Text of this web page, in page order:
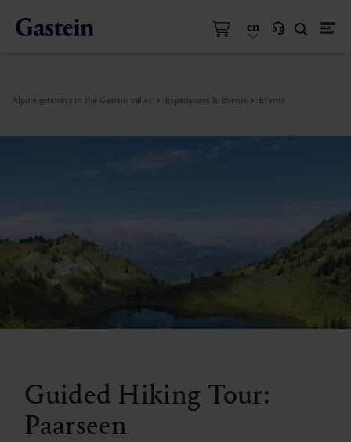
en
Alpine getaways in the Gastein valley Experiences & Events Events
Guided Hiking Tour:
Paarseen